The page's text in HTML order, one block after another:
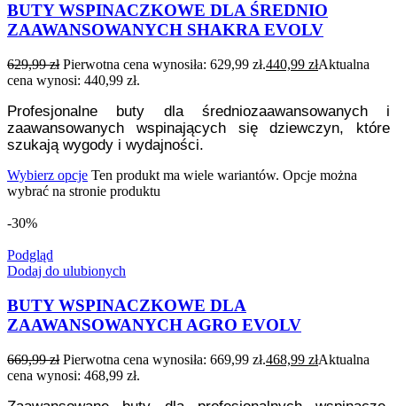
BUTY WSPINACZKOWE DLA ŚREDNIO
ZAAWANSOWANYCH SHAKRA EVOLV
629,99zł Pierwotna cena wynosiła: 629,99 zł.440,99 złAktualna
cena wynosi: 440,99 zł.
Profesjonalne buty dla średniozaawansowanych i
zaawansowanych wspinających się dziewczyn, które
szukają wygody i wydajności.
Wybierz opcje Ten produkt ma wiele wariantów. Opcje można
wybrać na stronie produktu
-30%
Podgląd
Dodaj do ulubionych
BUTY WSPINACZKOWE DLA
ZAAWANSOWANYCH AGRO EVOLV
669,99zł Pierwotna cena wynosiła: 669,99 zł.468,99 złAktualna
cena wynosi: 468,99 zł.